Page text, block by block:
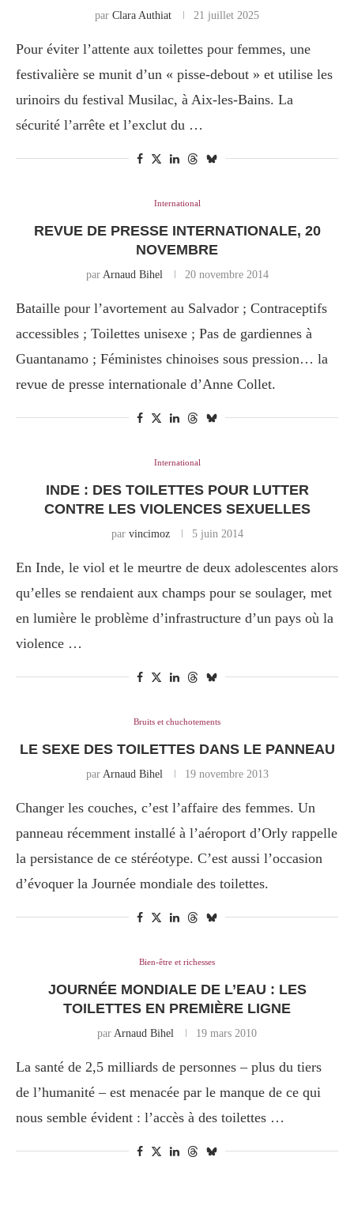
par Clara Authiat 21 juillet 2025
Pour éviter l’attente aux toilettes pour femmes, une
festivalière se munit d’un « pisse-debout » et utilise les
urinoirs du festival Musilac, à Aix-les-Bains. La
sécurité l’arrête et l’exclut du …
International
REVUE DE PRESSE INTERNATIONALE, 20
NOVEMBRE
par Arnaud Bihel 20 novembre 2014
Bataille pour l’avortement au Salvador ; Contraceptifs
accessibles ; Toilettes unisexe ; Pas de gardiennes à
Guantanamo ; Féministes chinoises sous pression… la
revue de presse internationale d’Anne Collet.
International
INDE : DES TOILETTES POUR LUTTER
CONTRE LES VIOLENCES SEXUELLES
par vincimoz 5 juin 2014
En Inde, le viol et le meurtre de deux adolescentes alors
qu’elles se rendaient aux champs pour se soulager, met
en lumière le problème d’infrastructure d’un pays où la
violence …
Bruits et chuchotements
LE SEXE DES TOILETTES DANS LE PANNEAU
par Arnaud Bihel 19 novembre 2013
Changer les couches, c’est l’affaire des femmes. Un
panneau récemment installé à l’aéroport d’Orly rappelle
la persistance de ce stéréotype. C’est aussi l’occasion
d’évoquer la Journée mondiale des toilettes.
Bien-être et richesses
JOURNÉE MONDIALE DE L’EAU : LES
TOILETTES EN PREMIÈRE LIGNE
par Arnaud Bihel 19 mars 2010
La santé de 2,5 milliards de personnes – plus du tiers
de l’humanité – est menacée par le manque de ce qui
nous semble évident : l’accès à des toilettes …